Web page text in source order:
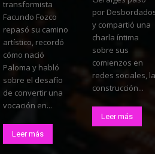
transformista
Facundo Fozco
repasó su camino
artístico, recordó
cómo nació
Paloma y habló
sobre el desafío
de convertir una
vocación en...
Leer más
por
y compartió una
charla íntima
sobre sus
comienzos en
redes sociales, la
construcción...
Leer más